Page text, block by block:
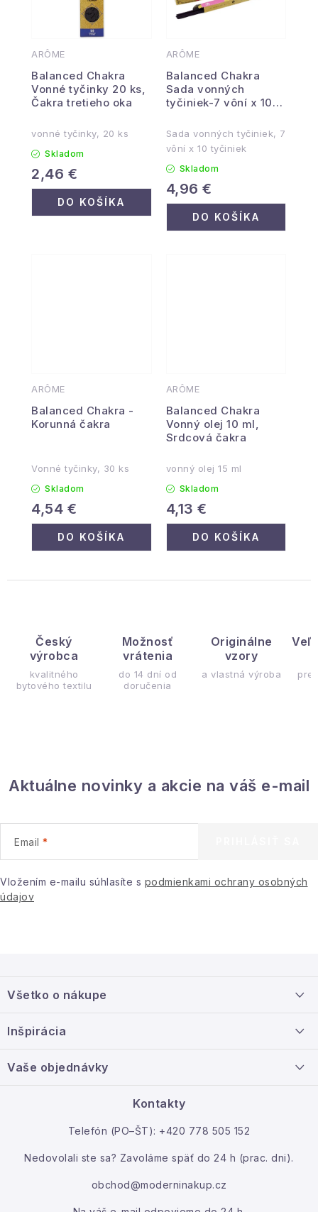
Český
výrobca
kvalitného
bytového textilu
Možnosť
vrátenia
do 14 dní od
doručenia
Originálne
vzory
a vlastná výroba pre
ARÔME
Balanced Chakra
Vonné tyčinky 20 ks,
Čakra tretieho oka
vonné tyčinky, 20 ks
Skladom
2,46 €
DO KOŠÍKA
ARÔME
Balanced Chakra
Sada vonných
tyčiniek-7 vôní x 10
Sada vonných tyčiniek, 7
vôní x 10 tyčiniek
Skladom
4,96 €
DO KOŠÍKA
ARÔME
Balanced Chakra -
Korunná čakra
Vonné tyčinky, 30 ks
Skladom
4,54 €
DO KOŠÍKA
ARÔME
Balanced Chakra
Vonný olej 10 ml,
Srdcová čakra
vonný olej 15 ml
Skladom
4,13 €
DO KOŠÍKA
Aktuálne novinky a akcie na váš e-mail
Email
Vložením e-mailu súhlasíte s podmienkami ochrany osobných
údajov
p
ä
Všetko o nákupe
Veľkoobchodná spolupráca
Inšpirácia
Vaše objednávky
Kontakty
Telefón (PO–ŠT): +420 778 505 152
Nedovolali ste sa? Zavoláme späť do 24 h (prac. dni).
obchod@moderninakup.cz